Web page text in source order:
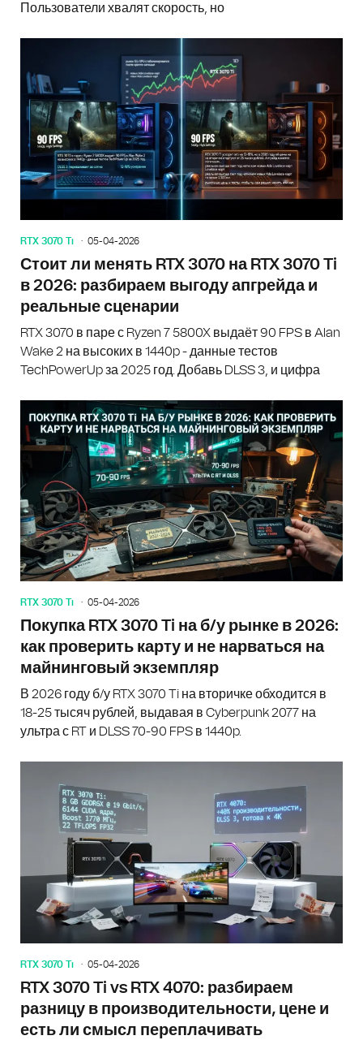
Пользователи хвалят скорость, но
RTX 3070 Ti 05-04-2026
Стоит ли менять RTX 3070 на RTX 3070 Ti
в 2026: разбираем выгоду апгрейда и
реальные сценарии
RTX 3070 в паре с Ryzen 7 5800X выдаёт 90 FPS в Alan
Wake 2 на высоких в 1440p - данные тестов
TechPowerUp за 2025 год. Добавь DLSS 3, и цифра
RTX 3070 Ti 05-04-2026
Покупка RTX 3070 Ti на б/у рынке в 2026:
как проверить карту и не нарваться на
майнинговый экземпляр
В 2026 году б/у RTX 3070 Ti на вторичке обходится в
18-25 тысяч рублей, выдавая в Cyberpunk 2077 на
ультра с RT и DLSS 70-90 FPS в 1440p.
RTX 3070 Ti 05-04-2026
RTX 3070 Ti vs RTX 4070: разбираем
разницу в производительности, цене и
есть ли смысл переплачивать